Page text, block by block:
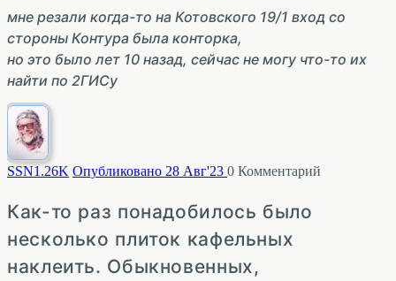
мне резали когда-то на Котовского 19/1 вход со
стороны Контура была конторка,
но это было лет 10 назад, сейчас не могу что-то их
найти по 2ГИСу
SSN1.26K Опубликовано 28 Авг'23 0 Комментарий
Как-то раз понадобилось было
несколько плиток кафельных
наклеить. Обыкновенных,